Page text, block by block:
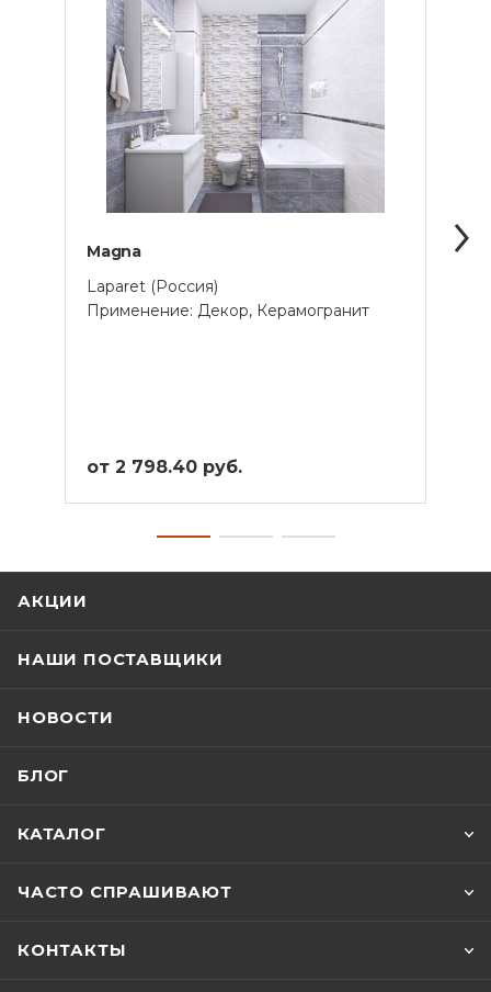
Magna
Laparet (Россия)
Применение: Декор, Керамогранит
от 2 798.40 руб.
АКЦИИ
НАШИ ПОСТАВЩИКИ
НОВОСТИ
БЛОГ
КАТАЛОГ
ЧАСТО СПРАШИВАЮТ
КОНТАКТЫ